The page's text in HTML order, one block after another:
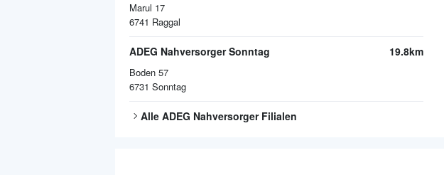
Marul 17
6741 Raggal
ADEG Nahversorger Sonntag
Boden 57
6731 Sonntag
19.8km
Alle ADEG NahversorgerFilialen